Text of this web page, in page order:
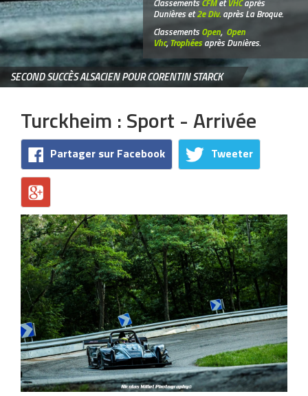
ClassementsCFMetVHCaprès
Dunières et2e Div.après La Broque.
ClassementsOpen, Open
Vhc,Trophéesaprès Dunières.
SECOND SUCCÈS ALSACIEN POUR CORENTIN STARCK
Turckheim : Sport - Arrivée
Partager sur Facebook Tweeter